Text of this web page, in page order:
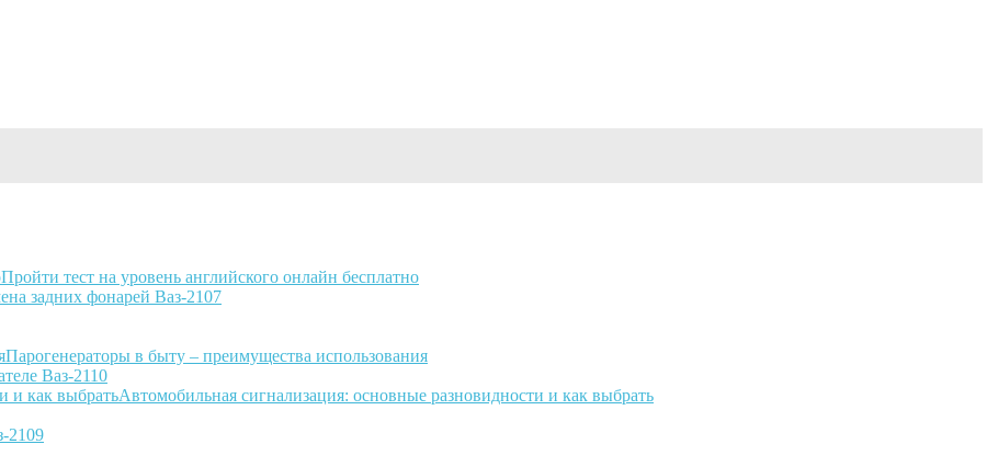
Пройти тест на уровень английского онлайн бесплатно
задних фонарей Ваз-2107
Парогенераторы в быту – преимущества использования
Ваз-2110
Автомобильная сигнализация: основные разновидности и как выбрать
2109